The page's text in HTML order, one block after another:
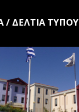
/ ΔΕΛΤΙΑ ΤΥΠΟΥ